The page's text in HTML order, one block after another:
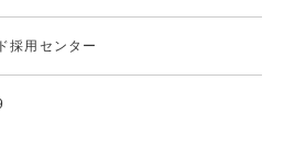
採用センター